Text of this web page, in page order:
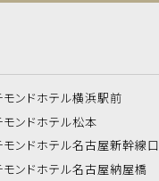
モンドホテル横浜駅前
モンドホテル松本
モンドホテル名古屋新幹線口
モンドホテル名古屋納屋橋